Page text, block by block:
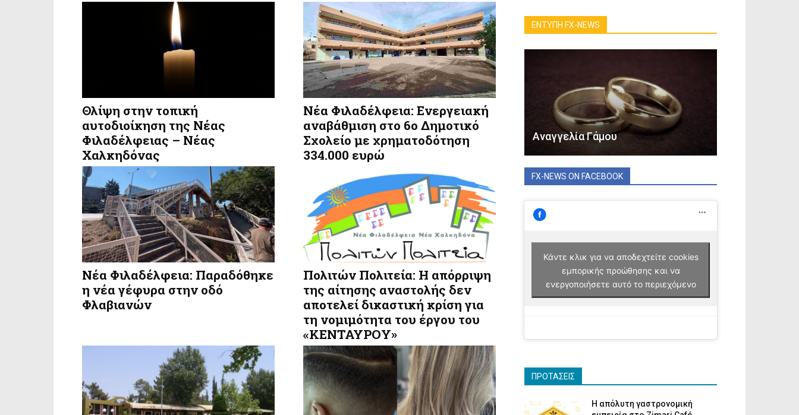
Θλίψη στην τοπική
αυτοδιοίκηση της Νέας
Φιλαδέλφειας – Νέας
Χαλκηδόνας
Νέα Φιλαδέλφεια: Ενεργειακή
αναβάθμιση στο 6ο Δημοτικό
Σχολείο με χρηματοδότηση
334.000 ευρώ
Νέα Φιλαδέλφεια: Παραδόθηκε
η νέα γέφυρα στην οδό
Φλαβιανών
Πολιτών Πολιτεία: Η απόρριψη
της αίτησης αναστολής δεν
αποτελεί δικαστική κρίση για
τη νομιμότητα του έργου του
«ΚΕΝΤΑΥΡΟΥ»
ΕΝΤΥΠΗ FX-NEWS
Αναγγελία Γάμου
FX-NEWS ON FACEBOOK
Κάντε κλικ για να αποδεχτείτε cookies
εμπορικής προώθησης και να
ενεργοποιήσετε αυτό το περιεχόμενο
ΠΡΟΤΑΣΕΙΣ
Η απόλυτη γαστρονομική